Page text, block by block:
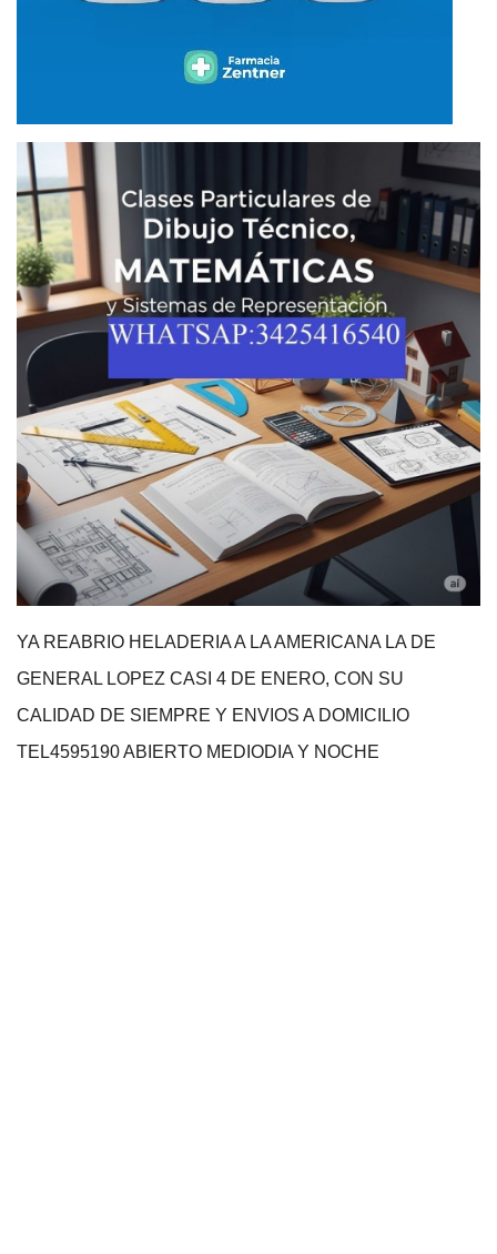
YA REABRIO HELADERIA A LA AMERICANA LA DE
GENERAL LOPEZ CASI 4 DE ENERO, CON SU
CALIDAD DE SIEMPRE Y ENVIOS A DOMICILIO
TEL4595190 ABIERTO MEDIODIA Y NOCHE